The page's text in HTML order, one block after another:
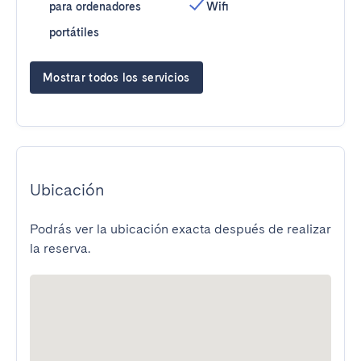
para ordenadores
portátiles
Wifi
Mostrar todos los servicios
Ubicación
Podrás ver la ubicación exacta después de realizar
la reserva.